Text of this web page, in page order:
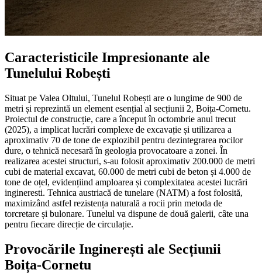
Caracteristicile Impresionante ale
Tunelului Robești
Situat pe Valea Oltului, Tunelul Robești are o lungime de 900 de
metri și reprezintă un element esențial al secțiunii 2, Boița-Cornetu.
Proiectul de construcție, care a început în octombrie anul trecut
(2025), a implicat lucrări complexe de excavație și utilizarea a
aproximativ 70 de tone de explozibil pentru dezintegrarea rocilor
dure, o tehnică necesară în geologia provocatoare a zonei. În
realizarea acestei structuri, s-au folosit aproximativ 200.000 de metri
cubi de material excavat, 60.000 de metri cubi de beton și 4.000 de
tone de oțel, evidențiind amploarea și complexitatea acestei lucrări
ingineresti. Tehnica austriacă de tunelare (NATM) a fost folosită,
maximizând astfel rezistența naturală a rocii prin metoda de
torcretare și bulonare. Tunelul va dispune de două galerii, câte una
pentru fiecare direcție de circulație.
Provocările Inginerești ale Secțiunii
Boița-Cornetu